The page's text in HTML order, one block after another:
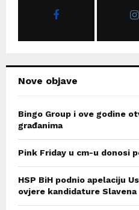
Nove objave
Bingo Group i ove godine
građanima
Pink Friday u cm-u donosi
HSP BiH podnio apelaciju
ovjere kandidature Slavena